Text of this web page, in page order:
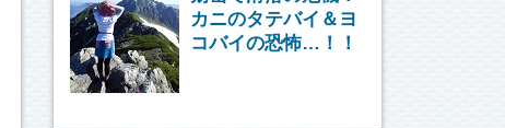
カニのタテバイ＆ヨ
コバイの恐怖…！！